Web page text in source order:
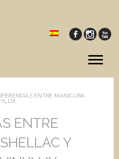
ENTRE MANICURA
ENTRE
Y